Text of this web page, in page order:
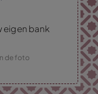
eigen bank
de foto